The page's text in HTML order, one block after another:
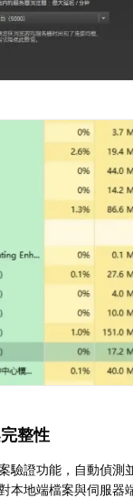
整性
驗證功能，自動偵測
本地端檔案與伺服器